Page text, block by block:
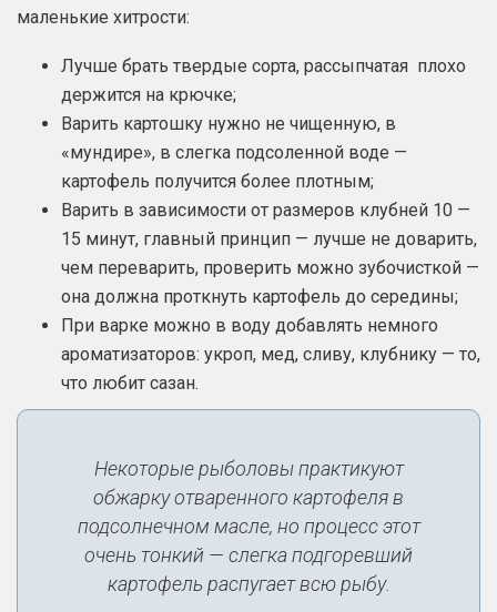
маленькие хитрости:
Лучше брать твердые сорта, рассыпчатая плохо
держится на крючке;
Варить картошку нужно не чищенную, в
«мундире», в слегка подсоленной воде —
картофель получится более плотным;
Варить в зависимости от размеров клубней 10 —
15 минут, главный принцип — лучше не доварить,
чем переварить, проверить можно зубочисткой —
она должна проткнуть картофель до середины;
При варке можно в воду добавлять немного
ароматизаторов: укроп, мед, сливу, клубнику — то,
что любит сазан.
Некоторые рыболовы практикуют
обжарку отваренного картофеля в
подсолнечном масле, но процесс этот
очень тонкий — слегка подгоревший
картофель распугает всю рыбу.